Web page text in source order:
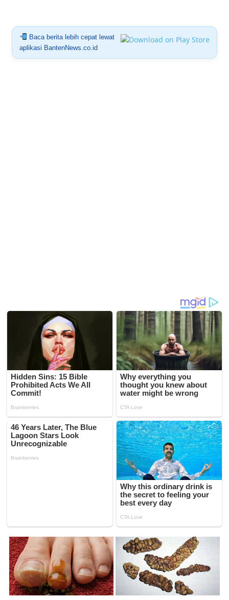
Baca berita lebih cepat lewat
aplikasi BantenNews.co.id